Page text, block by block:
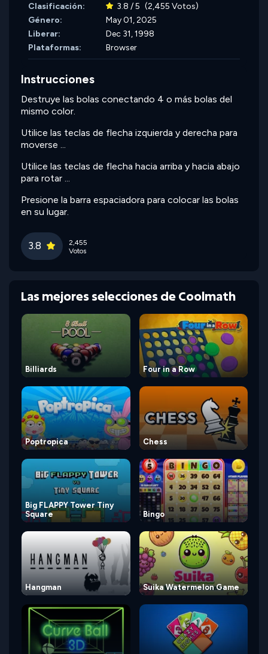
Clasificación:
3.8 / 5 (2,455 Votos)
Género:
May 01, 2025
Liberar:
Dec 31, 1998
Plataformas:
Browser
Instrucciones
Destruye las bolas conectando 4 o más bolas del
mismo color.
Utilice las teclas de flecha izquierda y derecha para
moverse ...
Utilice las teclas de flecha hacia arriba y hacia abajo
para rotar ...
Presione la barra espaciadora para colocar las bolas
en su lugar.
3.8
2,455
Votos
Las mejores selecciones de Coolmath
Billiards Four in a Row
Poptropica Chess
Big FLAPPY Tower Tiny
Square
Bingo
Hangman Suika Watermelon Game